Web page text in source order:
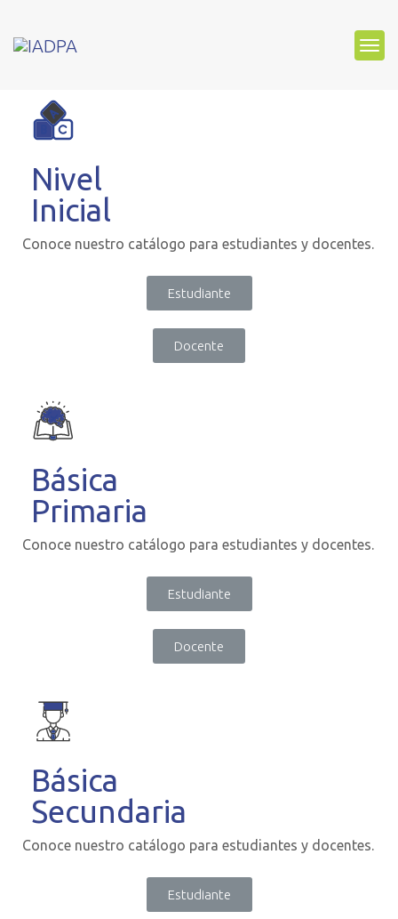
espiritual.
Nivel
Inicial
Conoce nuestro catálogo para estudiantes y docentes.
Estudiante
Docente
Básica
Primaria
Conoce nuestro catálogo para estudiantes y docentes.
Estudiante
Docente
Básica
Secundaria
Conoce nuestro catálogo para estudiantes y docentes.
Estudiante